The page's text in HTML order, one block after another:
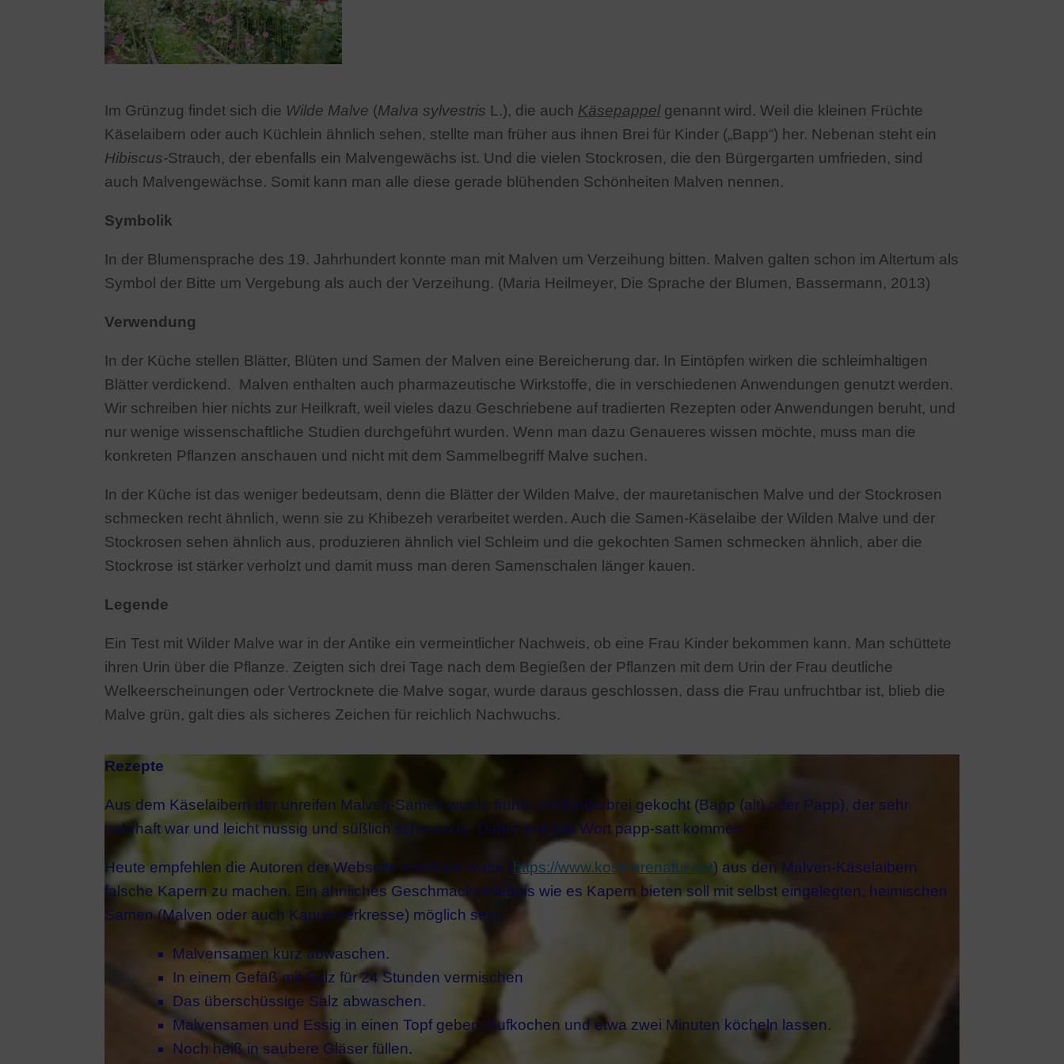
Im Grünzug findet sich die Wilde Malve (Malva sylvestris L.), die auch Käsepappelgenannt wird. Weil die kleinen Früchte
Käselaibern oder auch Küchlein ähnlich sehen, stellte man früher aus ihnen Brei für Kinder („Bapp“) her. Nebenan steht ein
Hibiscus-Strauch, der ebenfalls ein Malvengewächs ist. Und die vielen Stockrosen, die den Bürgergarten umfrieden, sind
auch Malvengewächse. Somit kann man alle diese gerade blühenden Schönheiten Malven nennen.
Symbolik
In der Blumensprache des 19. Jahrhundert konnte man mit Malven um Verzeihung bitten. Malven galten schon im Altertum als
Symbol der Bitte um Vergebung als auch der Verzeihung. (Maria Heilmeyer, Die Sprache der Blumen, Bassermann, 2013)
Verwendung
In der Küche stellen Blätter, Blüten und Samen der Malven eine Bereicherung dar. In Eintöpfen wirken die schleimhaltigen
Blätter verdickend. Malven enthalten auch pharmazeutische Wirkstoffe, die in verschiedenen Anwendungen genutzt werden.
Wir schreiben hier nichts zur Heilkraft, weil vieles dazu Geschriebene auf tradierten Rezepten oder Anwendungen beruht, und
nur wenige wissenschaftliche Studien durchgeführt wurden. Wenn man dazu Genaueres wissen möchte, muss man die
konkreten Pflanzen anschauen und nicht mit dem Sammelbegriff Malve suchen.
In der Küche ist das weniger bedeutsam, denn die Blätter der Wilden Malve, der mauretanischen Malve und der Stockrosen
schmecken recht ähnlich, wenn sie zu Khibezeh verarbeitet werden. Auch die Samen-Käselaibe der Wilden Malve und der
Stockrosen sehen ähnlich aus, produzieren ähnlich viel Schleim und die gekochten Samen schmecken ähnlich, aber die
Stockrose ist stärker verholzt und damit muss man deren Samenschalen länger kauen.
Legende
Ein Test mit Wilder Malve war in der Antike ein vermeintlicher Nachweis, ob eine Frau Kinder bekommen kann. Man schüttete
ihren Urin über die Pflanze. Zeigten sich drei Tage nach dem Begießen der Pflanzen mit dem Urin der Frau deutliche
Welkeerscheinungen oder Vertrocknete die Malve sogar, wurde daraus geschlossen, dass die Frau unfruchtbar ist, blieb die
Malve grün, galt dies als sicheres Zeichen für reichlich Nachwuchs.
Rezepte
Aus dem Käselaibern der unreifen Malven-Samen wurde früher ein Kinderbrei gekocht (Bapp (alt) oder Papp), der sehr
nahrhaft war und leicht nussig und süßlich schmeckte. Daher soll das Wort papp-satt kommen.
Heute empfehlen die Autoren der Webseite Kostbare Natur(https://www.kostbarenatur.net) aus den Malven-Käselaibern
falsche Kapern zu machen. Ein ähnliches Geschmackserlebnis wie es Kapern bieten soll mit selbst eingelegten, heimischen
Samen (Malven oder auch Kapuzinerkresse) möglich sein.
Malvensamen kurz abwaschen.
In einem Gefäß mit Salz für 24 Stunden vermischen
Das überschüssige Salz abwaschen.
Malvensamen und Essig in einen Topf geben. Aufkochen und etwa zwei Minuten köcheln lassen.
Noch heiß in saubere Gläser füllen.